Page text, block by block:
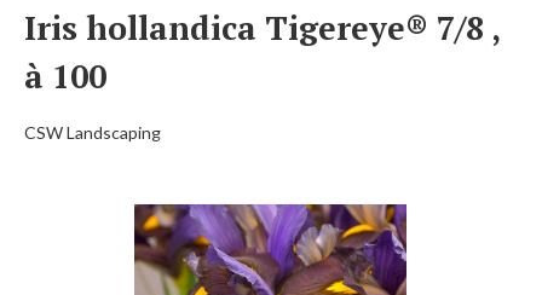
Iris hollandica Tigereye® 7/8 ,
à 100
CSW Landscaping
Afbeeldingengalerij overslaan